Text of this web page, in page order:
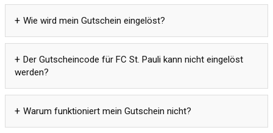
Wie wird mein Gutschein eingelöst?
Der Gutscheincode für FC St. Pauli kann nicht eingelöst
werden?
Warum funktioniert mein Gutschein nicht?